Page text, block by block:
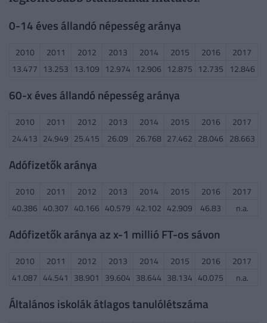
0-14 éves állandó népesség aránya
2010 2011 2012 2013 2014 2015 2016
2017
13.477 13.253 13.109 12.974 12.906 12.875 12.735 12.846
60-x éves állandó népesség aránya
2010 2011 2012 2013 2014 2015 2016
2017
24.413 24.949 25.415 26.09 26.768 27.462 28.046 28.663
Adófizetők aránya
2010 2011 2012 2013 2014 2015 2016
2017
40.386 40.307 40.166 40.579 42.102 42.909 46.83 n.a.
Adófizetők aránya az x-1 millió FT-os sávon
2010 2011 2012 2013 2014 2015 2016
2017
41.087 44.541 38.901 39.604 38.644 38.134 40.075 n.a.
Általános iskolák átlagos tanulólétszáma